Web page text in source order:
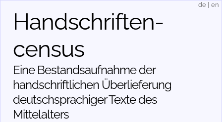
Handschriften­
census
Eine Bestandsaufnahme der
handschriftlichen Über­lieferung
deutschsprachiger Texte des
Mittelalters
de en